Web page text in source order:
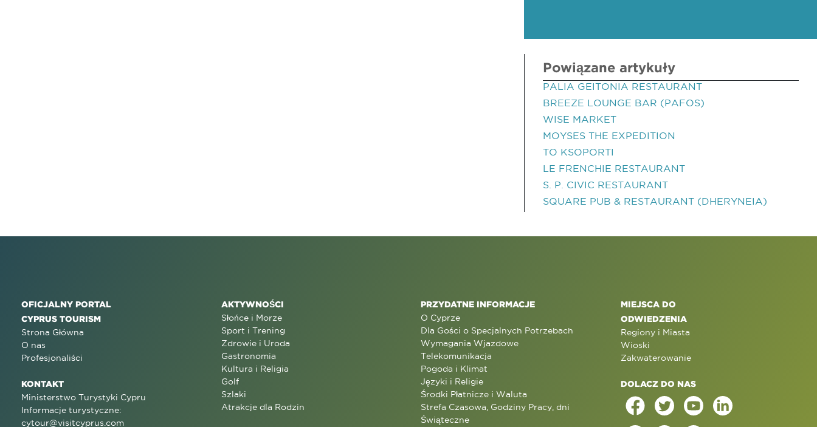
Powiązane artykuły
PALIA GEITONIA RESTAURANT
BREEZE LOUNGE BAR (PAFOS)
WISE MARKET
MOYSES THE EXPEDITION
TO KSOPORTI
LE FRENCHIE RESTAURANT
S. P. CIVIC RESTAURANT
SQUARE PUB & RESTAURANT (DHERYNEIA)
OFICJALNY PORTAL
CYPRUS TOURISM
Strona Główna
O nas
Profesjonaliści
KONTAKT
Ministerstwo Turystyki Cypru
Informacje turystyczne:
cytour@visitcyprus.com
AKTYWNOŚCI
Słońce i Morze
Sport i Trening
Zdrowie i Uroda
Gastronomia
Kultura i Religia
Golf
Szlaki
Atrakcje dla Rodzin
PRZYDATNE INFORMACJE
O Cyprze
Dla Gości o Specjalnych Potrzebach
Wymagania Wjazdowe
Telekomunikacja
Pogoda i Klimat
Języki i Religie
Środki Płatnicze i Waluta
Strefa Czasowa, Godziny Pracy, dni
Świąteczne
MIEJSCA DO
ODWIEDZENIA
Regiony i Miasta
Wioski
Zakwaterowanie
DOLACZ DO NAS